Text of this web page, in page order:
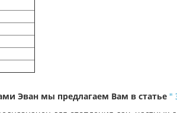
Эван мы предлагаем Вам в статье "